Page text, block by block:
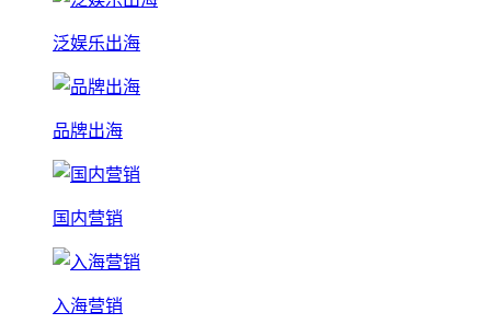
泛娱乐出海
品牌出海
国内营销
入海营销